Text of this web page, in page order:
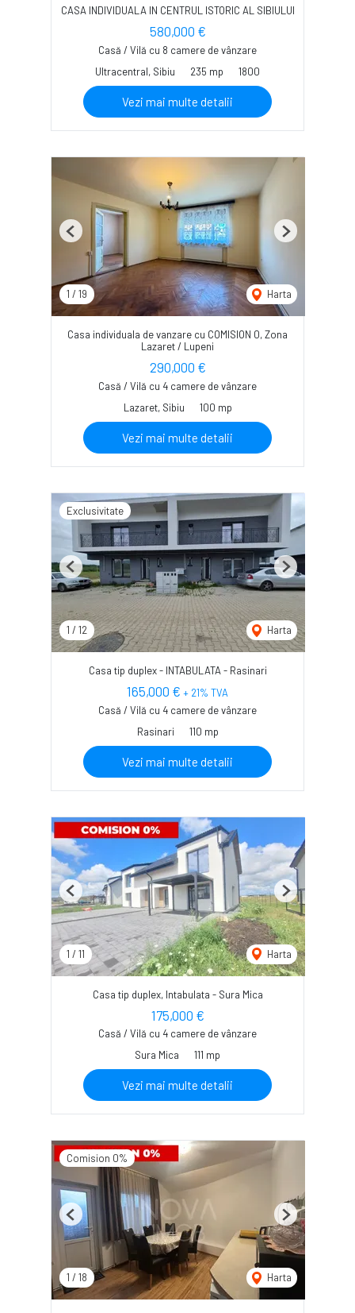
CASA INDIVIDUALA IN CENTRUL ISTORIC AL SIBIULUI
580,000 €
Casă / Vilă cu 8 camere de vânzare
Ultracentral, Sibiu
235 mp 1800
Vezi mai multe detalii
1 / 19 Harta
Previous Next
Casa individuala de vanzare cu COMISION 0, Zona
Lazaret / Lupeni
290,000 €
Casă / Vilă cu 4 camere de vânzare
Lazaret, Sibiu
100 mp
Vezi mai multe detalii
Exclusivitate
1 / 12 Harta
Previous Next
Casa tip duplex - INTABULATA - Rasinari
165,000 € + 21% TVA
Casă / Vilă cu 4 camere de vânzare
Rasinari
110 mp
Vezi mai multe detalii
1 / 11 Harta
Previous Next
Casa tip duplex, Intabulata - Sura Mica
175,000 €
Casă / Vilă cu 4 camere de vânzare
Sura Mica
111 mp
Vezi mai multe detalii
Comision 0%
1 / 18 Harta
Previous Next